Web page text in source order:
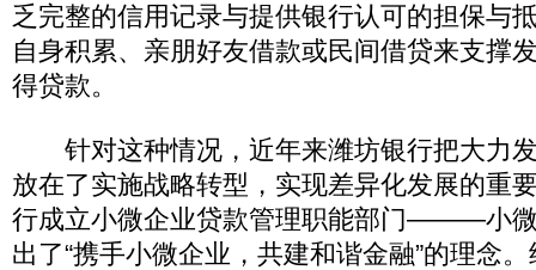
乏完整的信用记录与提供银行认可的担保与
自身积累、亲朋好友借款或民间借贷来支撑
得贷款。
针对这种情况，近年来潍坊银行把大力
放在了实施战略转型，实现差异化发展的重
行成立小微企业贷款管理职能部门———小
出了“携手小微企业，共建和谐金融”的理念